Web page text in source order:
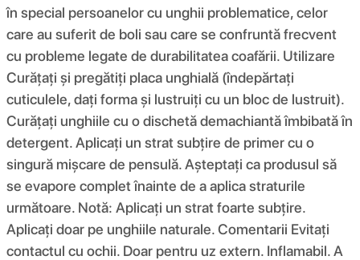
în special persoanelor cu unghii problematice, celor
care au suferit de boli sau care se confruntă frecvent
cu probleme legate de durabilitatea coafării. Utilizare
Curățați și pregătiți placa unghială (îndepărtați
cuticulele, dați forma și lustruiți cu un bloc de lustruit).
Curățați unghiile cu o dischetă demachiantă îmbibată în
detergent. Aplicați un strat subțire de primer cu o
singură mișcare de pensulă. Așteptați ca produsul să
se evapore complet înainte de a aplica straturile
următoare. Notă: Aplicați un strat foarte subțire.
Aplicați doar pe unghiile naturale. Comentarii Evitați
contactul cu ochii. Doar pentru uz extern. Inflamabil. A